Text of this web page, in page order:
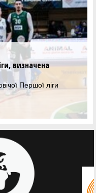
визначена
Першої ліги